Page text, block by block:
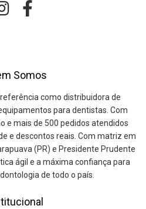
Somos
como distribuidora de
para dentistas. Com
e mais de 500 pedidos atendidos
e descontos reais. Com matriz em
(PR) e Presidente Prudente
ágil e a máxima confiança para
de todo o país.